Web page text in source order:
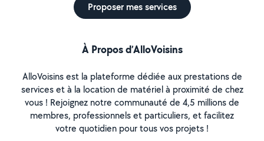
Proposer mes services
À Propos d’AlloVoisins
AlloVoisins est la plateforme dédiée aux prestations de
services et à la location de matériel à proximité de chez
vous ! Rejoignez notre communauté de 4,5 millions de
membres, professionnels et particuliers, et facilitez
votre quotidien pour tous vos projets !